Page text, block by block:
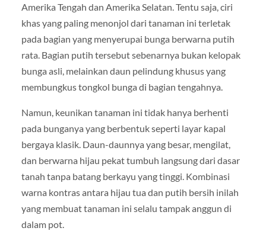
Amerika Tengah dan Amerika Selatan. Tentu saja, ciri
khas yang paling menonjol dari tanaman ini terletak
pada bagian yang menyerupai bunga berwarna putih
rata. Bagian putih tersebut sebenarnya bukan kelopak
bunga asli, melainkan daun pelindung khusus yang
membungkus tongkol bunga di bagian tengahnya.
Namun, keunikan tanaman ini tidak hanya berhenti
pada bunganya yang berbentuk seperti layar kapal
bergaya klasik. Daun-daunnya yang besar, mengilat,
dan berwarna hijau pekat tumbuh langsung dari dasar
tanah tanpa batang berkayu yang tinggi. Kombinasi
warna kontras antara hijau tua dan putih bersih inilah
yang membuat tanaman ini selalu tampak anggun di
dalam pot.